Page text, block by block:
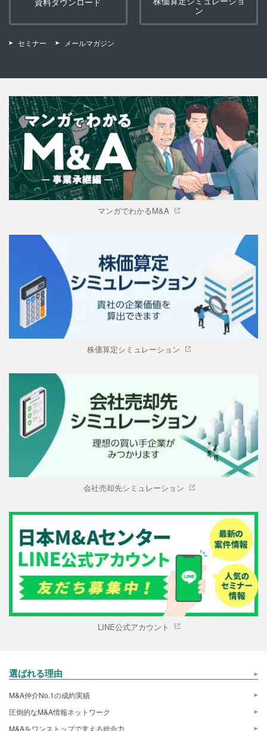
ン
セミナー メールマガジン
マンガでわかるM&A
株価算定シミュレーション
会社売却先シミュレーション
LINE公式アカウント
選ばれる理由
M&A仲介No.1の成約実績
圧倒的なM&A情報ネットワーク
M&Aをワンストップで支える総合力